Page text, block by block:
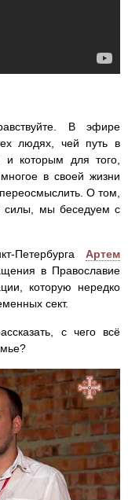
В эфире
людях, чей путь в
которым для того,
в своей жизни
О том,
силы, мы беседуем с
Петербурга Артем
в Православие
которую нередко
сект.
с чего всё